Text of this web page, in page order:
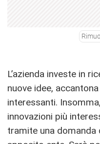
L’azienda investe in
nuove idee,
interessanti.
innovazioni più
tramite una domanda